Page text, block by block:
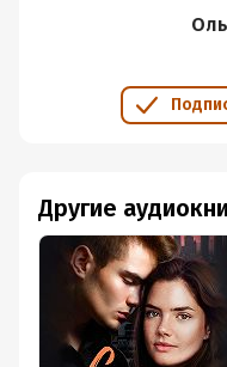
Другие